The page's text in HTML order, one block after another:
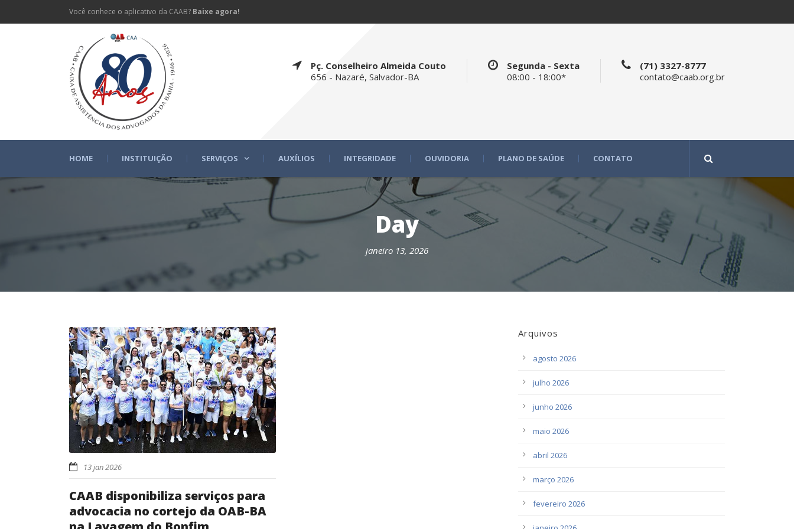
Você conhece o aplicativo da CAAB? Baixe agora!
Pç. Conselheiro Almeida Couto
656 - Nazaré, Salvador-BA
Segunda - Sexta
08:00 - 18:00*
(71) 3327-8777
contato@caab.org.br
HOME INSTITUIÇÃO SERVIÇOS AUXÍLIOS INTEGRIDADE OUVIDORIA PLANO DE SAÚDE CONTATO
Day
janeiro 13, 2026
13 jan 2026
CAAB disponibiliza serviços para
advocacia no cortejo da OAB-BA
Arquivos
agosto 2026
julho 2026
junho 2026
maio 2026
abril 2026
março 2026
fevereiro 2026